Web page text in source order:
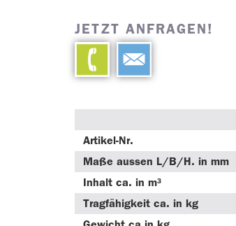
JETZT ANFRAGEN!
Artikel-Nr.
Maße aussen L/B/H. in mm
Inhalt ca. in m³
Tragfähigkeit ca. in kg